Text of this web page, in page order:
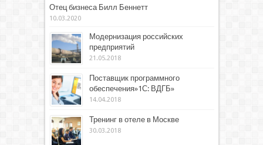
Отец бизнеса Билл Беннетт
10.03.2020
Модернизация российских
предприятий
21.05.2018
Поставщик программного
обеспечения»1С: ВДГБ»
14.04.2018
Тренинг в отеле в Москве
30.03.2018